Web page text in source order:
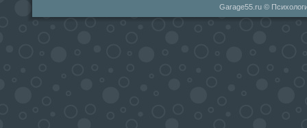
Garage55.ru ©